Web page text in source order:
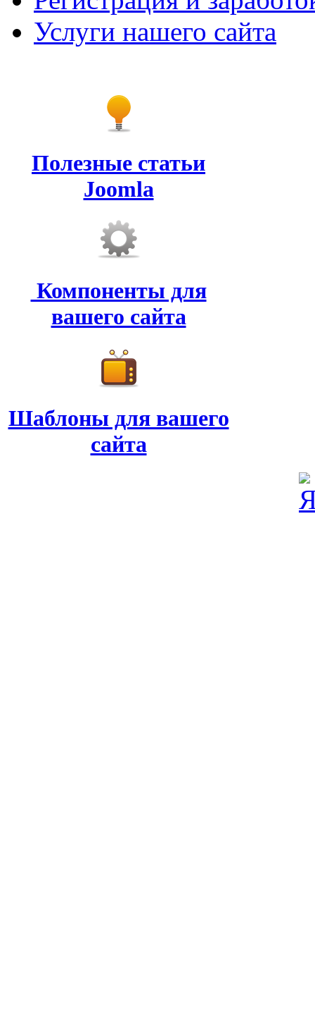
Услуги нашего сайта
Полезные статьи
Joomla
Компоненты для
вашего сайта
Шаблоны для вашего
сайта